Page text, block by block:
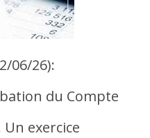
06/26):
du Compte
exercice